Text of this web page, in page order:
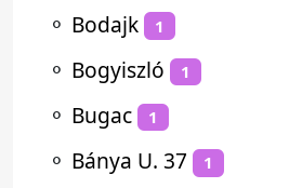
⚬ Bodajk 1
⚬ Bogyiszló 1
⚬ Bugac 1
⚬ Bánya U. 37 1